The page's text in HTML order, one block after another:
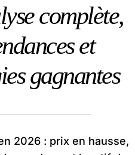
complète,
et
gagnantes
2026 : prix en hausse,